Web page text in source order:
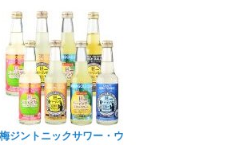
梅ジントニックサワー・ウ